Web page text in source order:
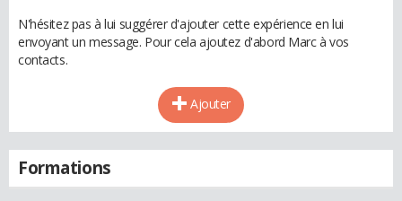
N'hésitez pas à lui suggérer d'ajouter cette expérience en lui
envoyant un message. Pour cela ajoutez d'abord Marc à vos
contacts.
Ajouter
Formations